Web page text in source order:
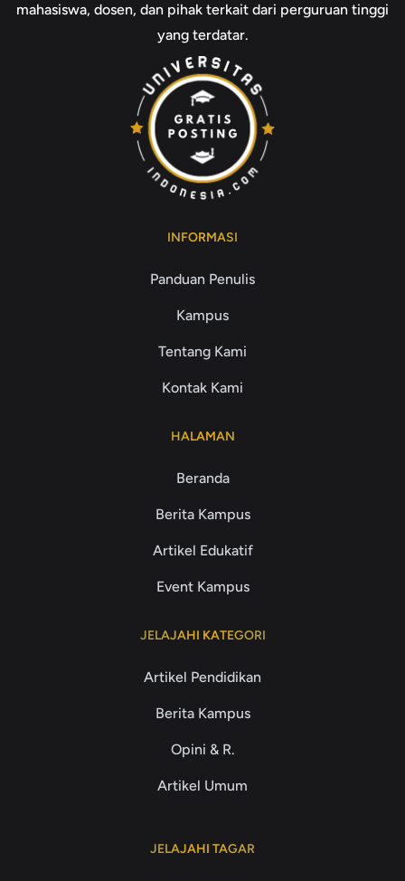
mahasiswa, dosen, dan pihak terkait dari perguruan tinggi
yang terdatar.
INFORMASI
Panduan Penulis
Kampus
Tentang Kami
Kontak Kami
HALAMAN
Beranda
Berita Kampus
Artikel Edukatif
Event Kampus
JELAJAHI KATEGORI
Artikel Pendidikan
Berita Kampus
Opini & R.
Artikel Umum
JELAJAHI TAGAR